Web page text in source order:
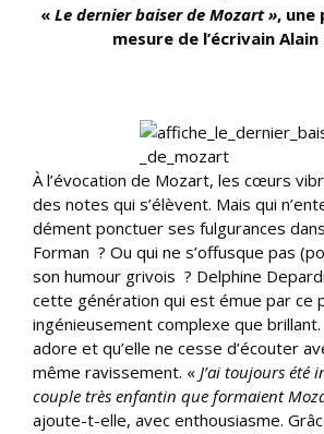
« Le dernier baiser de Mozart », une
mesure de l’écrivain Alain
À l’évocation de Mozart, les cœurs
des notes qui s’élèvent. Mais qui
dément ponctuer ses fulgurances
Forman ? Ou qui ne s’offusque pas
son humour grivois ? Delphine
cette génération qui est émue par ce
ingénieusement complexe que brillant.
adore et qu’elle ne cesse d’écouter
même ravissement. « J’ai toujours été
couple très enfantin que formaient
ajoute-t-elle, avec enthousiasme.